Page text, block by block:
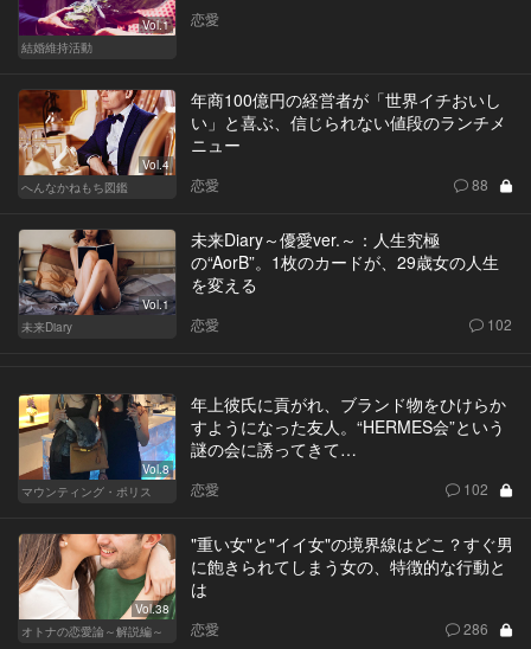
Vol.1
結婚維持活動
恋愛
Vol.4
へんなかねもち図鑑
年商100億円の経営者が「世界イチおいし
い」と喜ぶ、信じられない値段のランチメ
ニュー
恋愛 88
Vol.1
未来Diary
未来Diary～優愛ver.～：人生究極
の“AorB”。1枚のカードが、29歳女の人生
を変える
恋愛 102
Vol.8
マウンティング・ポリス
年上彼氏に貢がれ、ブランド物をひけらか
すようになった友人。“HERMES会”という
謎の会に誘ってきて…
恋愛 102
Vol.38
オトナの恋愛論～解説編～
"重い女"と"イイ女"の境界線はどこ？すぐ男
に飽きられてしまう女の、特徴的な行動と
は
恋愛 286